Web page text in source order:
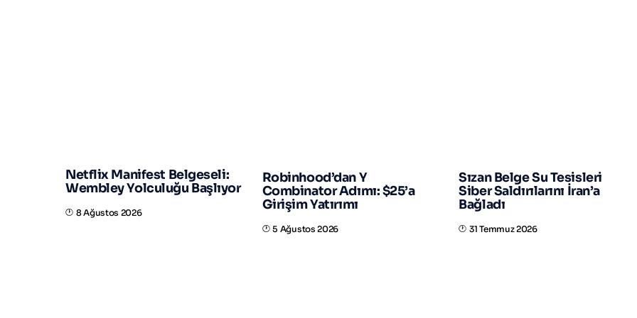
Netflix Manifest Belgeseli:
Wembley Yolculuğu Başlıyor
8 Ağustos 2026
Robinhood’dan Y
Combinator Adımı: $25’a
Girişim Yatırımı
5 Ağustos 2026
Sızan Belge Su Tesisleri
Siber Saldırılarını İran’a
Bağladı
31 Temmuz 2026